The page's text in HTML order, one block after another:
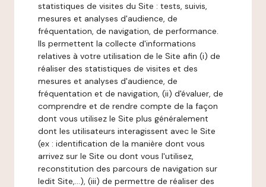
statistiques de visites du Site : tests, suivis,
mesures et analyses d'audience, de
fréquentation, de navigation, de performance.
Ils permettent la collecte d'informations
relatives à votre utilisation de le Site afin (i) de
réaliser des statistiques de visites et des
mesures et analyses d'audience, de
fréquentation et de navigation, (ii) d'évaluer, de
comprendre et de rendre compte de la façon
dont vous utilisez le Site plus généralement
dont les utilisateurs interagissent avec le Site
(ex : identification de la manière dont vous
arrivez sur le Site ou dont vous l'utilisez,
reconstitution des parcours de navigation sur
ledit Site,...), (iii) de permettre de réaliser des